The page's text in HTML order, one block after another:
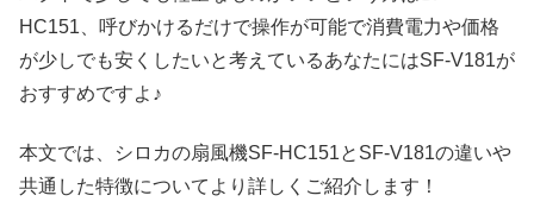
HC151、呼びかけるだけで操作が可能で消費電力や価格
が少しでも安くしたいと考えているあなたにはSF-V181が
おすすめですよ♪
本文では、シロカの扇風機SF-HC151とSF-V181の違いや
共通した特徴についてより詳しくご紹介します！